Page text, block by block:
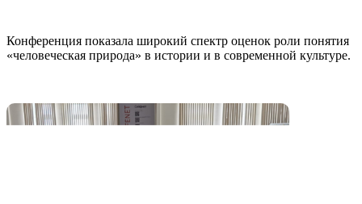
Конференция показала широкий спектр оценок роли понятия
«человеческая природа» в истории и в современной культуре.